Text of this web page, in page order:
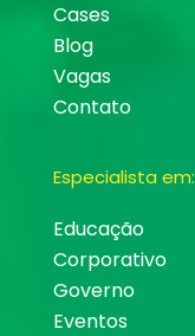
Cases
Blog
Vagas
Contato
Especialista em:
Educação
Corporativo
Governo
Eventos